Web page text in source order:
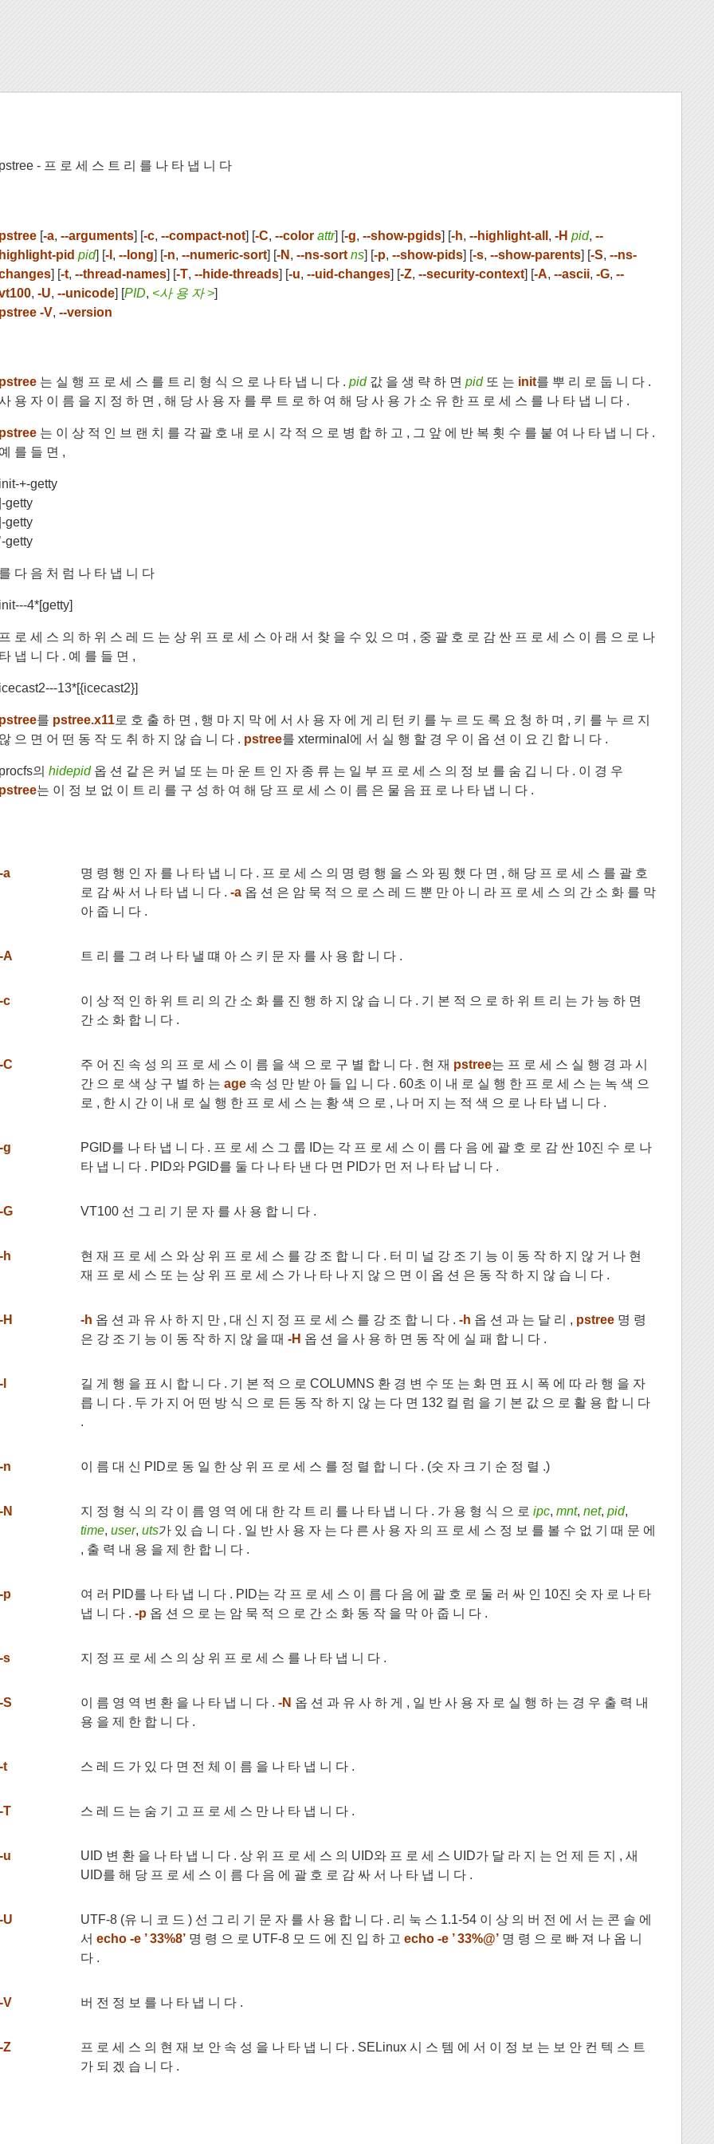
- 프 로 세 스 트 리 를 나 타 냅 니 다
[-a,--arguments] [-c,--compact-not] [-C,--colorattr] [-g,--show-pgids] [-h,--highlight-all ,-Hpid,--
pidpid] [-l ,--long] [-n,--numeric-sort] [-N ,--ns-sortns] [-p,--show-pids] [-s,--show-parents] [-S,--ns-
] [-t,--thread-names] [-T,--hide-threads] [-u,--uid-changes] [-Z,--security-context] [-A,--ascii,-G,--
,-U,--unicode] [PID, <사 용 자 >]
-V,--version
는 실 행 프 로 세 스 를 트 리 형 식 으 로 나 타 냅 니 다 .pid값 을 생 략 하 면pid또 는 init를 뿌 리 로 둡 니 다 .
용 자 이 름 을 지 정 하 면 , 해 당 사 용 자 를 루 트 로 하 여 해 당 사 용 가 소 유 한 프 로 세 스 를 나 타 냅 니 다 .
는 이 상 적 인 브 랜 치 를 각 괄 호 내 로 시 각 적 으 로 병 합 하 고 , 그 앞 에 반 복 횟 수 를 붙 여 나 타 냅 니 다 .
를 들 면 ,
+-getty
getty
getty
getty
다 음 처 럼 나 타 냅 니 다
4*[getty]
로 세 스 의 하 위 스 레 드 는 상 위 프 로 세 스 아 래 서 찾 을 수 있 으 며 , 중 괄 호 로 감 싼 프 로 세 스 이 름 으 로 나
냅 니 다 . 예 를 들 면 ,
13*[{icecast2}]
를 pstree.x11로 호 출 하 면 , 행 마 지 막 에 서 사 용 자 에 게 리 턴 키 를 누 르 도 록 요 청 하 며 , 키 를 누 르 지
으 면 어 떤 동 작 도 취 하 지 않 습 니 다 . pstree를 xterminal에 서 실 행 할 경 우 이 옵 션 이 요 긴 합 니 다 .
의hidepid옵 션 같 은 커 널 또 는 마 운 트 인 자 종 류 는 일 부 프 로 세 스 의 정 보 를 숨 깁 니 다 . 이 경 우
는 이 정 보 없 이 트 리 를 구 성 하 여 해 당 프 로 세 스 이 름 은 물 음 표 로 나 타 냅 니 다 .
a
명 령 행 인 자 를 나 타 냅 니 다 . 프 로 세 스 의 명 령 행 을 스 와 핑 했 다 면 , 해 당 프 로 세 스 를 괄 호
로 감 싸 서 나 타 냅 니 다 . -a옵 션 은 암 묵 적 으 로 스 레 드 뿐 만 아 니 라 프 로 세 스 의 간 소 화 를 막
아 줍 니 다 .
A 트 리 를 그 려 나 타 낼 떄 아 스 키 문 자 를 사 용 합 니 다 .
c
이 상 적 인 하 위 트 리 의 간 소 화 를 진 행 하 지 않 습 니 다 . 기 본 적 으 로 하 위 트 리 는 가 능 하 면
간 소 화 합 니 다 .
C 주 어 진 속 성 의 프 로 세 스 이 름 을 색 으 로 구 별 합 니 다 . 현 재 pstree는 프 로 세 스 실 행 경 과 시
간 으 로 색 상 구 별 하 는 age속 성 만 받 아 들 입 니 다 . 60초 이 내 로 실 행 한 프 로 세 스 는 녹 색 으
로 , 한 시 간 이 내 로 실 행 한 프 로 세 스 는 황 색 으 로 , 나 머 지 는 적 색 으 로 나 타 냅 니 다 .
g
PGID를 나 타 냅 니 다 . 프 로 세 스 그 룹 ID는 각 프 로 세 스 이 름 다 음 에 괄 호 로 감 싼 10진 수 로 나
타 냅 니 다 . PID와 PGID를 둘 다 나 타 낸 다 면 PID가 먼 저 나 타 납 니 다 .
G VT100 선 그 리 기 문 자 를 사 용 합 니 다 .
h
현 재 프 로 세 스 와 상 위 프 로 세 스 를 강 조 합 니 다 . 터 미 널 강 조 기 능 이 동 작 하 지 않 거 나 현
재 프 로 세 스 또 는 상 위 프 로 세 스 가 나 타 나 지 않 으 면 이 옵 션 은 동 작 하 지 않 습 니 다 .
H -h 옵 션 과 유 사 하 지 만 , 대 신 지 정 프 로 세 스 를 강 조 합 니 다 . -h 옵 션 과 는 달 리 , pstree명 령
은 강 조 기 능 이 동 작 하 지 않 을 때 -H 옵 션 을 사 용 하 면 동 작 에 실 패 합 니 다 .
l
길 게 행 을 표 시 합 니 다 . 기 본 적 으 로 COLUMNS 환 경 변 수 또 는 화 면 표 시 폭 에 따 라 행 을 자
릅 니 다 . 두 가 지 어 떤 방 식 으 로 든 동 작 하 지 않 는 다 면 132 컬 럼 을 기 본 값 으 로 활 용 합 니 다
.
n 이 름 대 신 PID로 동 일 한 상 위 프 로 세 스 를 정 렬 합 니 다 . (숫 자 크 기 순 정 렬 .)
N 지 정 형 식 의 각 이 름 영 역 에 대 한 각 트 리 를 나 타 냅 니 다 . 가 용 형 식 으 로 ipc, mnt, net, pid,
time, user, uts가 있 습 니 다 . 일 반 사 용 자 는 다 른 사 용 자 의 프 로 세 스 정 보 를 볼 수 없 기 때 문 에
, 출 력 내 용 을 제 한 합 니 다 .
p
여 러 PID를 나 타 냅 니 다 . PID는 각 프 로 세 스 이 름 다 음 에 괄 호 로 둘 러 싸 인 10진 숫 자 로 나 타
냅 니 다 . -p옵 션 으 로 는 암 묵 적 으 로 간 소 화 동 작 을 막 아 줍 니 다 .
s 지 정 프 로 세 스 의 상 위 프 로 세 스 를 나 타 냅 니 다 .
S 이 름 영 역 변 환 을 나 타 냅 니 다 . -N 옵 션 과 유 사 하 게 , 일 반 사 용 자 로 실 행 하 는 경 우 출 력 내
용 을 제 한 합 니 다 .
t 스 레 드 가 있 다 면 전 체 이 름 을 나 타 냅 니 다 .
T 스 레 드 는 숨 기 고 프 로 세 스 만 나 타 냅 니 다 .
u
UID 변 환 을 나 타 냅 니 다 . 상 위 프 로 세 스 의 UID와 프 로 세 스 UID가 달 라 지 는 언 제 든 지 , 새
UID를 해 당 프 로 세 스 이 름 다 음 에 괄 호 로 감 싸 서 나 타 냅 니 다 .
U
UTF-8 (유 니 코 드 ) 선 그 리 기 문 자 를 사 용 합 니 다 . 리 눅 스 1.1-54 이 상 의 버 전 에 서 는 콘 솔 에
서 echo -e ’ 33%8’명 령 으 로 UTF-8 모 드 에 진 입 하 고 echo -e ’ 33%@’명 령 으 로 빠 져 나 옵 니
다 .
V 버 전 정 보 를 나 타 냅 니 다 .
Z
프 로 세 스 의 현 재 보 안 속 성 을 나 타 냅 니 다 . SELinux 시 스 템 에 서 이 정 보 는 보 안 컨 텍 스 트
가 되 겠 습 니 다 .